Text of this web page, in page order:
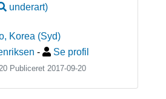
underart)
, Korea (Syd)
- Se profil
Publiceret 2017-09-20